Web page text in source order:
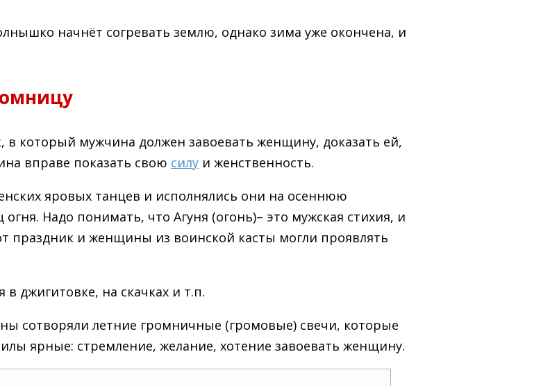
начнёт согревать землю, однако зима уже окончена, и
который мужчина должен завоевать женщину, доказать ей,
вправе показать свою силу и женственность.
яровых танцев и исполнялись они на осеннюю
Надо понимать, что Агуня (огонь)– это мужская стихия, и
праздник и женщины из воинской касты могли проявлять
джигитовке, на скачках и т.п.
летние громничные (громовые) свечи, которые
ярные: стремление, желание, хотение завоевать женщину.